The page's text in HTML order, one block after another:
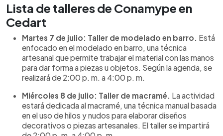
Lista de talleres de Conamype en
Cedart
Martes 7 de julio: Taller de modelado en barro. Está
enfocado en el modelado en barro, una técnica
artesanal que permite trabajar el material con las manos
para dar forma a piezas u objetos. Según la agenda, se
realizará de 2:00 p. m. a 4:00 p. m.
Miércoles 8 de julio: Taller de macramé. La actividad
estará dedicada al macramé, una técnica manual basada
en el uso de hilos y nudos para elaborar diseños
decorativos o piezas artesanales. El taller se impartirá